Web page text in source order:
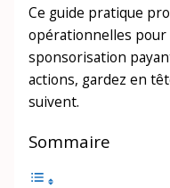
Ce guide pratique
opérationnelles
sponsorisation
actions, gardez en
suivent.
Sommaire